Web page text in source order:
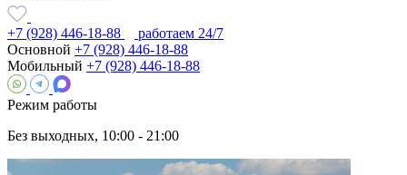
+7 (928) 446-18-88
работаем 24/7
Основной +7 (928) 446-18-88
Мобильный +7 (928) 446-18-88
Режим работы
Без выходных, 10:00 - 21:00